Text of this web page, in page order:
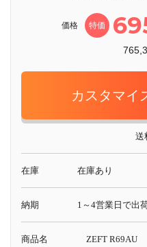
価格 特価
カスタマイ
送
在庫 在庫あり
納期 1～4営業日で出
商品名 ZEFT R69AU